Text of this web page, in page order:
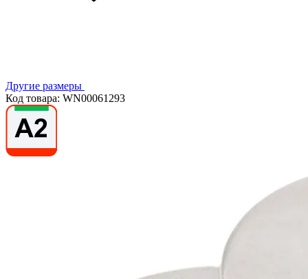
Другие размеры
Код товара: WN00061293